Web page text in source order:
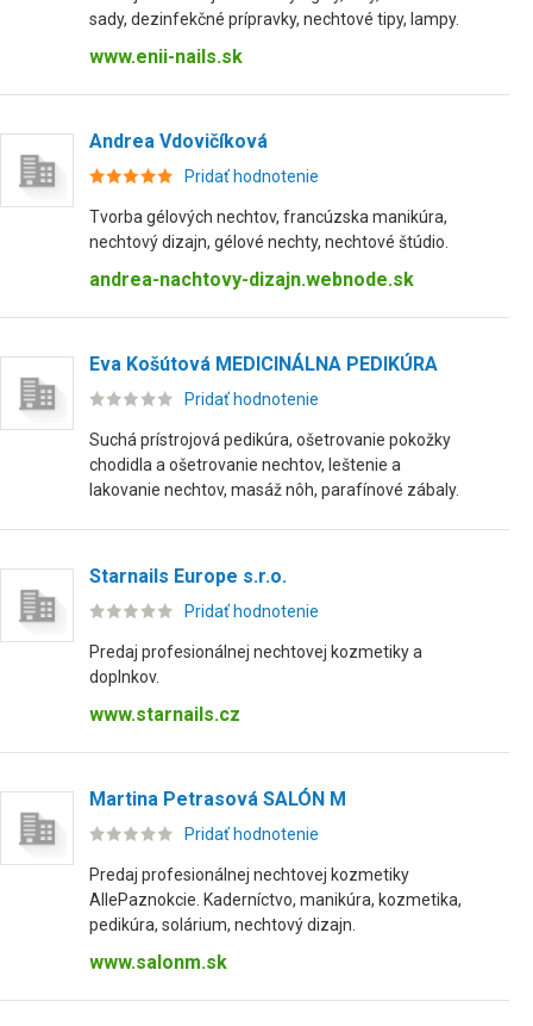
sady, dezinfekčné prípravky, nechtové tipy, lampy.
www.enii-nails.sk
Andrea Vdovičíková
Pridať hodnotenie
Tvorba gélových nechtov, francúzska manikúra,
nechtový dizajn, gélové nechty, nechtové štúdio.
andrea-nachtovy-dizajn.webnode.sk
Eva Košútová MEDICINÁLNA PEDIKÚRA
Pridať hodnotenie
Suchá prístrojová pedikúra, ošetrovanie pokožky
chodidla a ošetrovanie nechtov, leštenie a
lakovanie nechtov, masáž nôh, parafínové zábaly.
Starnails Europe s.r.o.
Pridať hodnotenie
Predaj profesionálnej nechtovej kozmetiky a
doplnkov.
www.starnails.cz
Martina Petrasová SALÓN M
Pridať hodnotenie
Predaj profesionálnej nechtovej kozmetiky
AllePaznokcie. Kaderníctvo, manikúra, kozmetika,
pedikúra, solárium, nechtový dizajn.
www.salonm.sk